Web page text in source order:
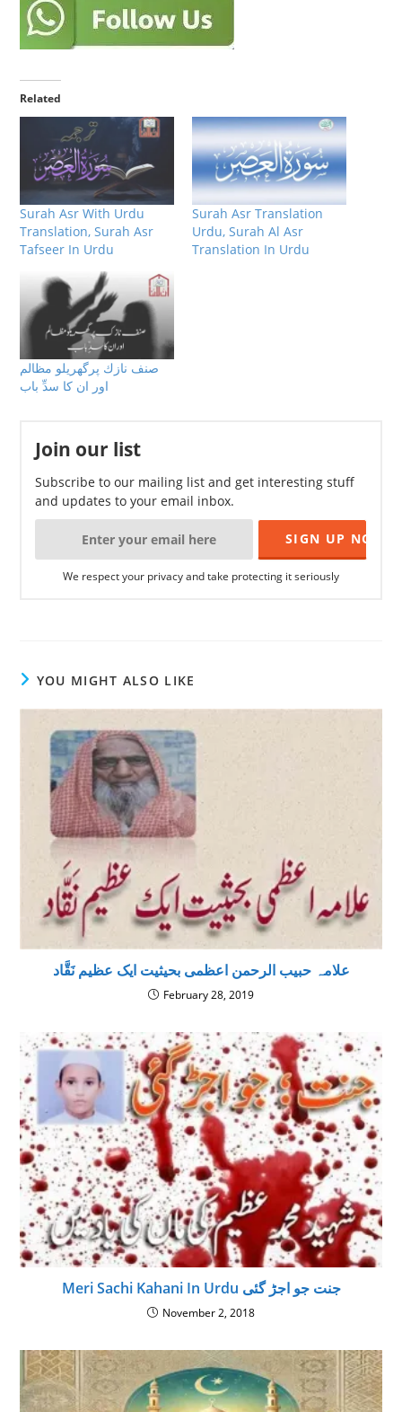
Related
Surah Asr With Urdu
Translation, Surah Asr
Tafseer In Urdu
Surah Asr Translation
Urdu, Surah Al Asr
Translation In Urdu
صنف نازك پرگھريلو مظالم
اور ان كا سدِّ باب
Join our list
Subscribe to our mailing list and get interesting stuff
and updates to your email inbox.
We respect your privacy and take protecting it seriously
YOU MIGHT ALSO LIKE
علامہ حبیب الرحمن اعظمی بحیثیت ایک عظیم نَقَّاد
February 28, 2019
Meri Sachi Kahani In Urdu جنت جو اجڑ گئی
November 2, 2018